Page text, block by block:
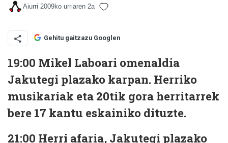
Aiurri 2009ko urriaren 2a
Gehitu gaitzazu Googlen
19:00 Mikel Laboari omenaldia
Jakutegi plazako karpan. Herriko
musikariak eta 20tik gora herritarrek
bere 17 kantu eskainiko dituzte.
21:00 Herri afaria, Jakutegi plazako